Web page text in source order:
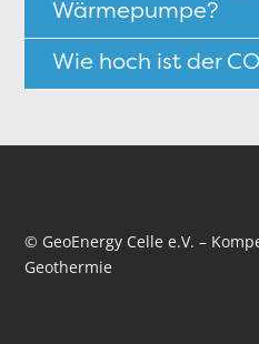
Wärmepumpe?
Wie hoch ist der
© GeoEnergy Celle e.V. –
Geothermie